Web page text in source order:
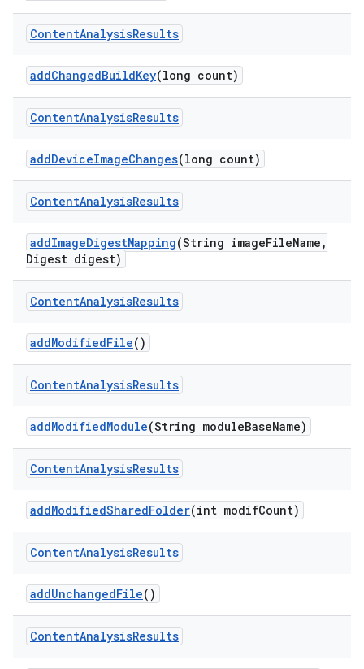
ContentAnalysisResults
addChangedBuildKey(long count)
ContentAnalysisResults
addDeviceImageChanges(long count)
ContentAnalysisResults
addImageDigestMapping(String imageFileName ,
Digest digest)
ContentAnalysisResults
addModifiedFile()
ContentAnalysisResults
addModifiedModule(String moduleBaseName)
ContentAnalysisResults
addModifiedSharedFolder(int modifCount)
ContentAnalysisResults
addUnchangedFile()
ContentAnalysisResults